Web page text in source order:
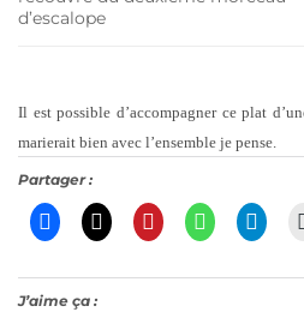
d’escalope
Il est possible d’accompagner ce plat
marierait bien avec l’ensemble je pense.
Partager :
J’aime ça :